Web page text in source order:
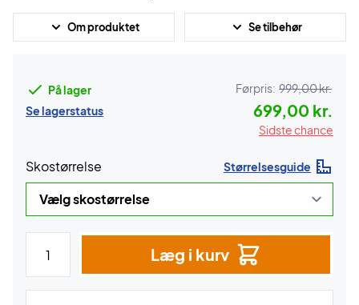
Om produktet Se tilbehør
På lager
Se lagerstatus
Førpris: 999,00 kr.
699,00 kr.
Sidste chance
Skostørrelse Størrelsesguide
Læg i kurv